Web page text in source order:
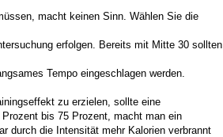
macht keinen Sinn. Wählen Sie die
erfolgen. Bereits mit Mitte 30 sollten
Tempo eingeschlagen werden.
zu erzielen, sollte eine
bis 75 Prozent, macht man ein
durch die Intensität mehr Kalorien verbrannt